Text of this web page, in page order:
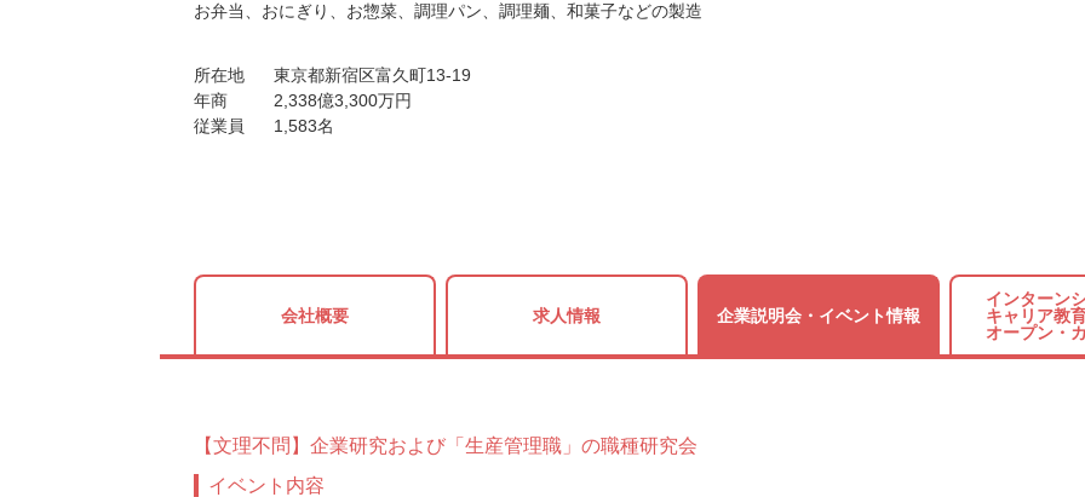
お弁当、おにぎり、お惣菜、調理パン、調理麺、和菓子などの製造
所在地
東京都新宿区富久町13-19
年商
2,338億3,300万円
従業員
1,583名
会社概要 求人情報 企業説明会・ イベント情報
インターン
キャリア教
オープン・
【文理不問】企業研究および「生産管理職」の職種研究会
イベント内容